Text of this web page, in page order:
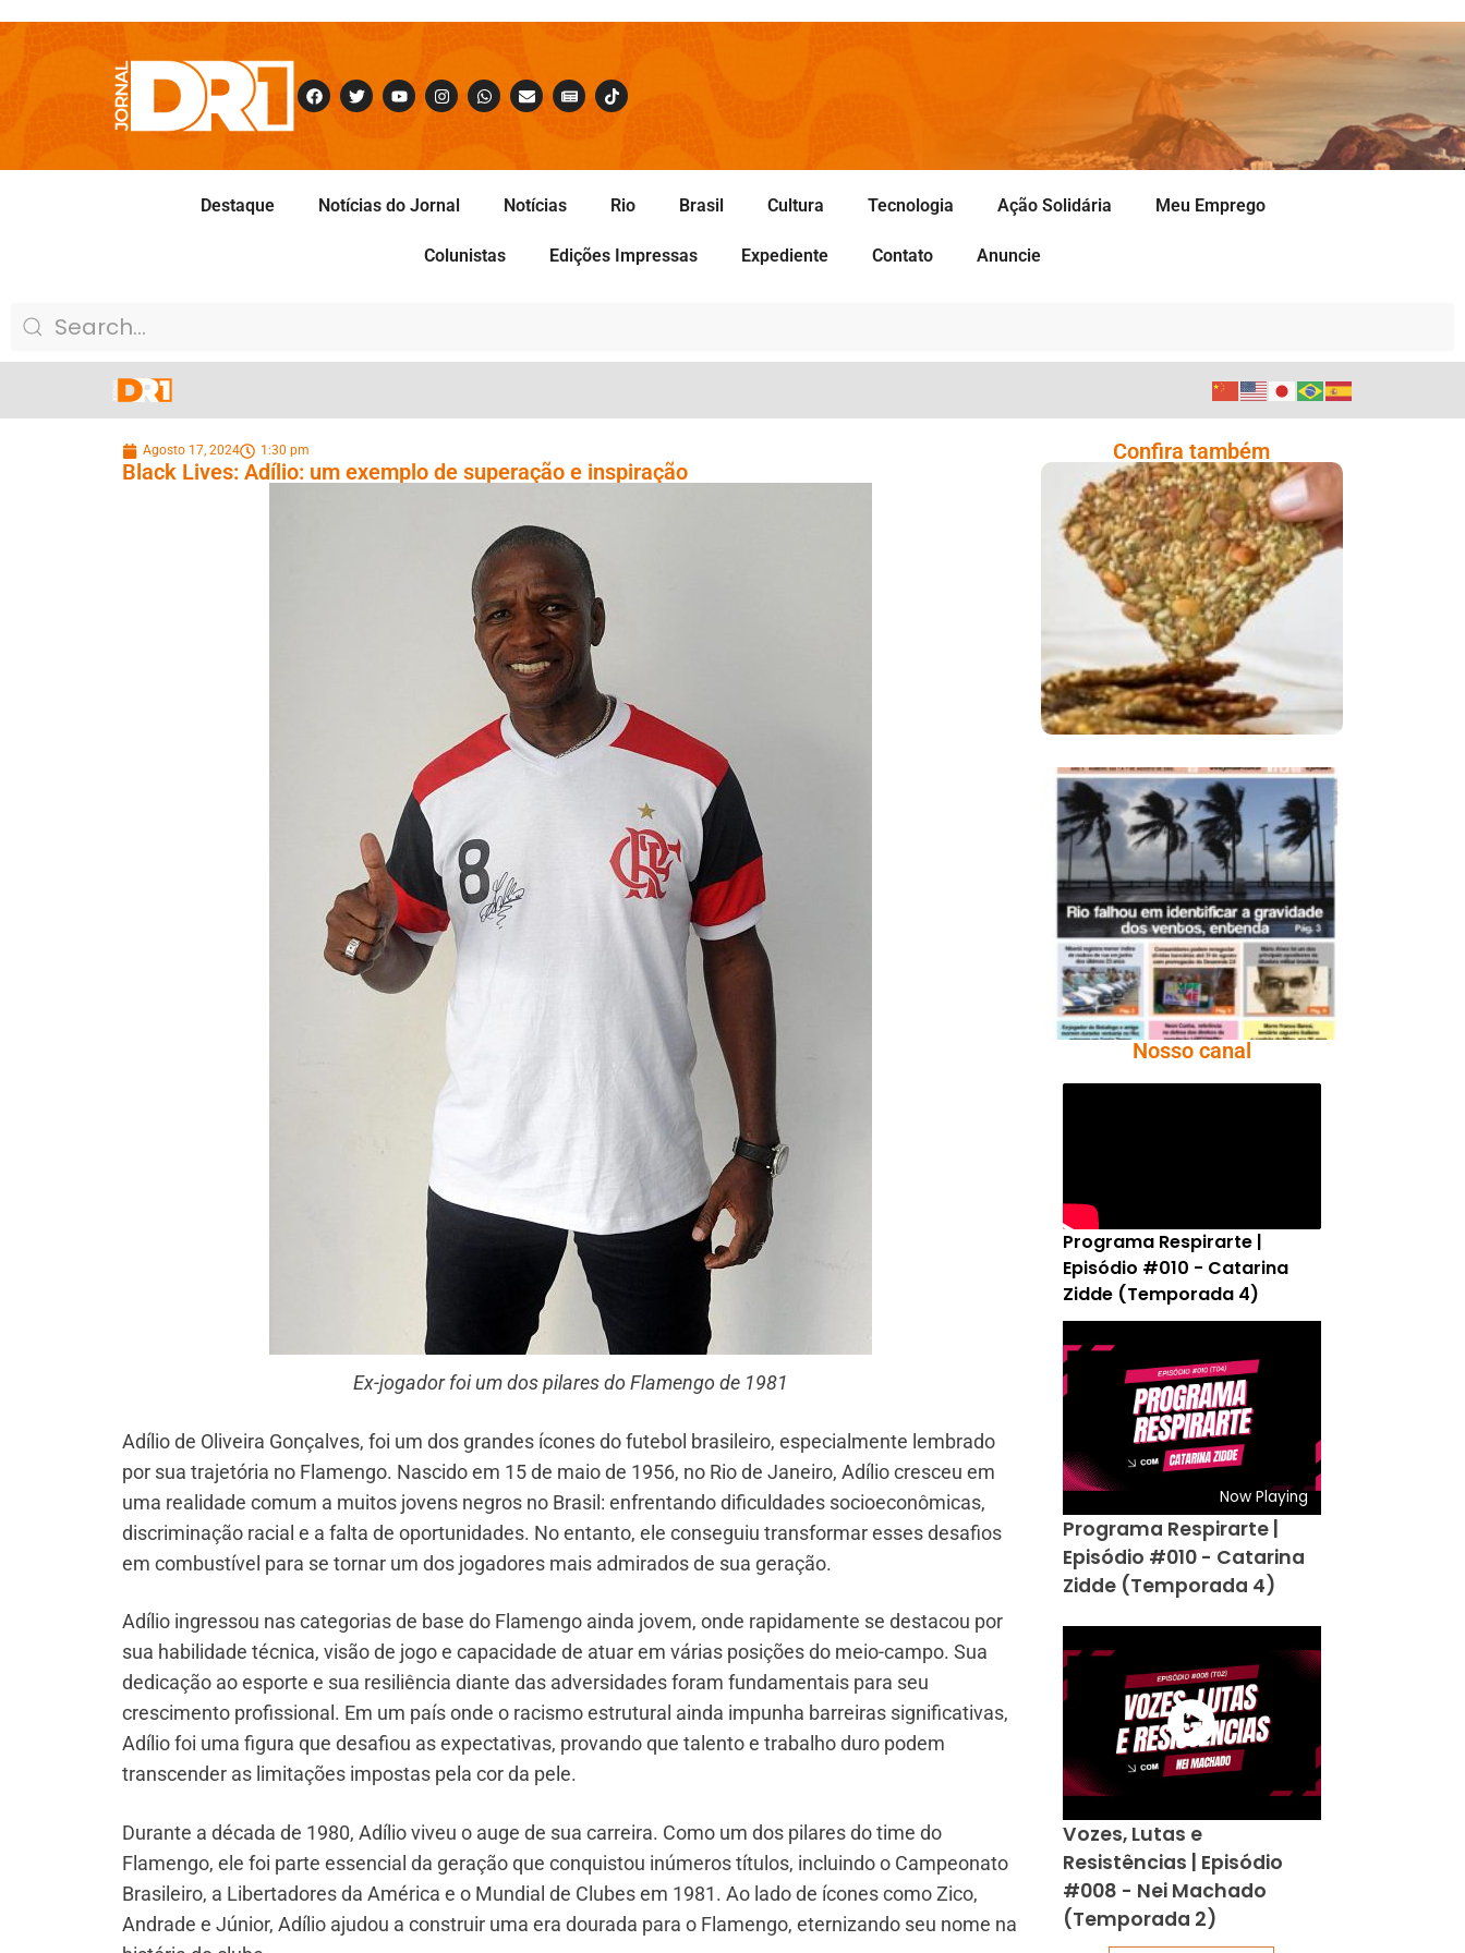
Destaque Notícias do Jornal Notícias Rio Brasil Cultura Tecnologia Ação Solidária Meu Emprego
Colunistas Edições Impressas Expediente Contato Anuncie
Agosto 17, 2024 1:30 pm
Black Lives: Adílio: um exemplo de superação e inspiração
Ex-jogador foi um dos pilares do Flamengo de 1981
Adílio de Oliveira Gonçalves, foi um dos grandes ícones do futebol brasileiro, especialmente lembrado
por sua trajetória no Flamengo. Nascido em 15 de maio de 1956, no Rio de Janeiro, Adílio cresceu em
uma realidade comum a muitos jovens negros no Brasil: enfrentando dificuldades socioeconômicas,
discriminação racial e a falta de oportunidades. No entanto, ele conseguiu transformar esses desafios
em combustível para se tornar um dos jogadores mais admirados de sua geração.
Adílio ingressou nas categorias de base do Flamengo ainda jovem, onde rapidamente se destacou por
sua habilidade técnica, visão de jogo e capacidade de atuar em várias posições do meio-campo. Sua
dedicação ao esporte e sua resiliência diante das adversidades foram fundamentais para seu
crescimento profissional. Em um país onde o racismo estrutural ainda impunha barreiras significativas,
Adílio foi uma figura que desafiou as expectativas, provando que talento e trabalho duro podem
transcender as limitações impostas pela cor da pele.
Durante a década de 1980, Adílio viveu o auge de sua carreira. Como um dos pilares do time do
Flamengo, ele foi parte essencial da geração que conquistou inúmeros títulos, incluindo o Campeonato
Brasileiro, a Libertadores da América e o Mundial de Clubes em 1981. Ao lado de ícones como Zico,
Andrade e Júnior, Adílio ajudou a construir uma era dourada para o Flamengo, eternizando seu nome na
Confira também
Comer Bem: Cracker
De Sementes
Ano X – Número 366
01 A 07 De Agosto De
2026
Nosso canal
Programa Respirarte |
Episódio #010 - Catarina
Zidde (Temporada 4)
Now Playing
Programa Respirarte |
Episódio #010 - Catarina
Zidde (Temporada 4)
Vozes, Lutas e
Resistências | Episódio
#008 - Nei Machado
(Temporada 2)